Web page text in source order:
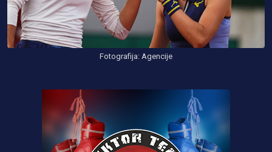
Fotografija: Agencije